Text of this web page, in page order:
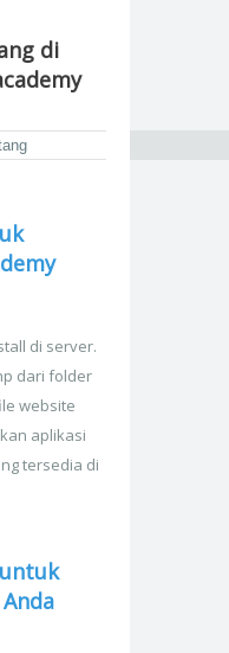
di
di server.
dari folder
website
aplikasi
tersedia di